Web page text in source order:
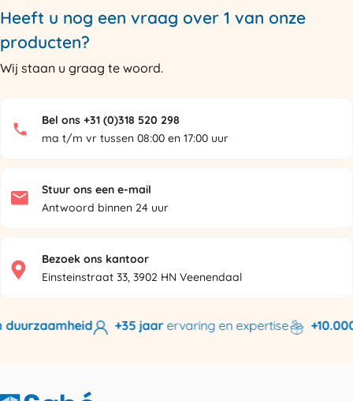
Heeft u nog een vraag over 1 van onze
producten?
Wij staan u graag te woord.
Bel ons +31 (0)318 520 298
ma t/m vr tussen 08:00 en 17:00 uur
Stuur ons een e-mail
Antwoord binnen 24 uur
Bezoek ons kantoor
Einsteinstraat 33, 3902 HN Veenendaal
+35 jaarervaring en expertise +10.000